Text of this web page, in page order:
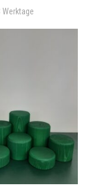
Werktage